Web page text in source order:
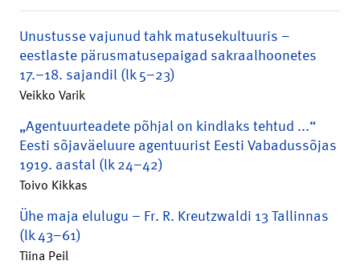
Unustusse vajunud tahk matusekultuuris –
eestlaste pärusmatusepaigad sakraalhoonetes
17.–18. sajandil (lk 5–23)
Veikko Varik
„Agentuurteadete põhjal on kindlaks tehtud ...“
Eesti sõjaväeluure agentuurist Eesti Vabadussõjas
1919. aastal (lk 24–42)
Toivo Kikkas
Ühe maja elulugu – Fr. R. Kreutzwaldi 13 Tallinnas
(lk 43–61)
Tiina Peil